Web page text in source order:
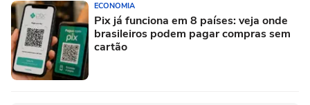
ECONOMIA
Pix já funciona em 8 países: veja onde
brasileiros podem pagar compras sem
cartão